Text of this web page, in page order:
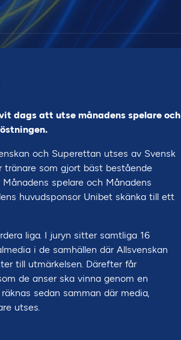
dags att utse månadens spelare och
och Superettan utses av Svensk
tränare som gjort bäst bestående
spelare och Månadens
huvudsponsor Unibet skänka till ett
liga. I juryn sitter samtliga 16
i de samhällen där Allsvenskan
till utmärkelsen. Därefter får
de anser ska vinna genom en
sedan samman där media,
utses.